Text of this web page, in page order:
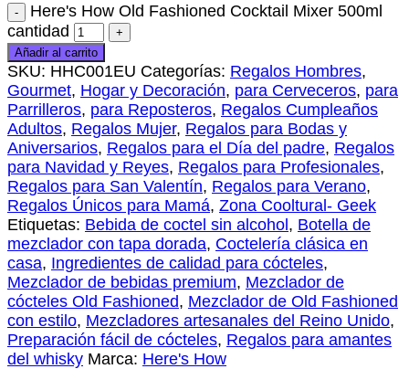
Here's How Old Fashioned Cocktail Mixer 500ml
cantidad
Añadir al carrito
SKU: HHC001EU Categorías: Regalos Hombres,
Gourmet, Hogar y Decoración, para Cerveceros, para
Parrilleros, para Reposteros, Regalos Cumpleaños
Adultos, Regalos Mujer, Regalos para Bodas y
Aniversarios, Regalos para el Día del padre, Regalos
para Navidad y Reyes, Regalos para Profesionales,
Regalos para San Valentín, Regalos para Verano,
Regalos Únicos para Mamá, Zona Cooltural- Geek
Etiquetas: Bebida de coctel sin alcohol, Botella de
mezclador con tapa dorada, Coctelería clásica en
casa, Ingredientes de calidad para cócteles,
Mezclador de bebidas premium, Mezclador de
cócteles Old Fashioned, Mezclador de Old Fashioned
con estilo, Mezcladores artesanales del Reino Unido,
Preparación fácil de cócteles, Regalos para amantes
del whisky Marca: Here's How